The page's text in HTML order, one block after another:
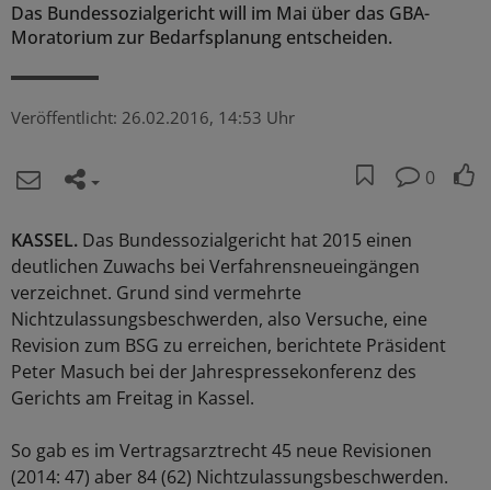
Das Bundessozialgericht will im Mai über das GBA-
Moratorium zur Bedarfsplanung entscheiden.
Veröffentlicht: 26.02.2016, 14:53 Uhr
0
KASSEL. Das Bundessozialgericht hat 2015 einen
deutlichen Zuwachs bei Verfahrensneueingängen
verzeichnet. Grund sind vermehrte
Nichtzulassungsbeschwerden, also Versuche, eine
Revision zum BSG zu erreichen, berichtete Präsident
Peter Masuch bei der Jahrespressekonferenz des
Gerichts am Freitag in Kassel.
So gab es im Vertragsarztrecht 45 neue Revisionen
(2014: 47) aber 84 (62) Nichtzulassungsbeschwerden.